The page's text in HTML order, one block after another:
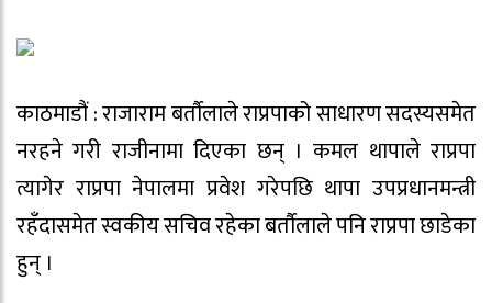
काठमाडौं : राजाराम बर्ताैलाले राप्रपाको साधारण सदस्यसमेत
नरहने गरी राजीनामा दिएका छन् । कमल थापाले राप्रपा
त्यागेर राप्रपा नेपालमा प्रवेश गरेपछि थापा उपप्रधानमन्त्री
रहँदासमेत स्वकीय सचिव रहेका बर्ताैलाले पनि राप्रपा छाडेका
हुन् ।